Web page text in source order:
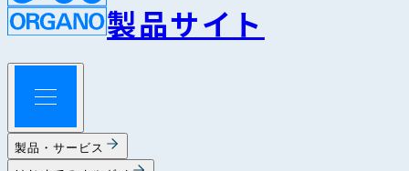
製品サイト
製品・サービス